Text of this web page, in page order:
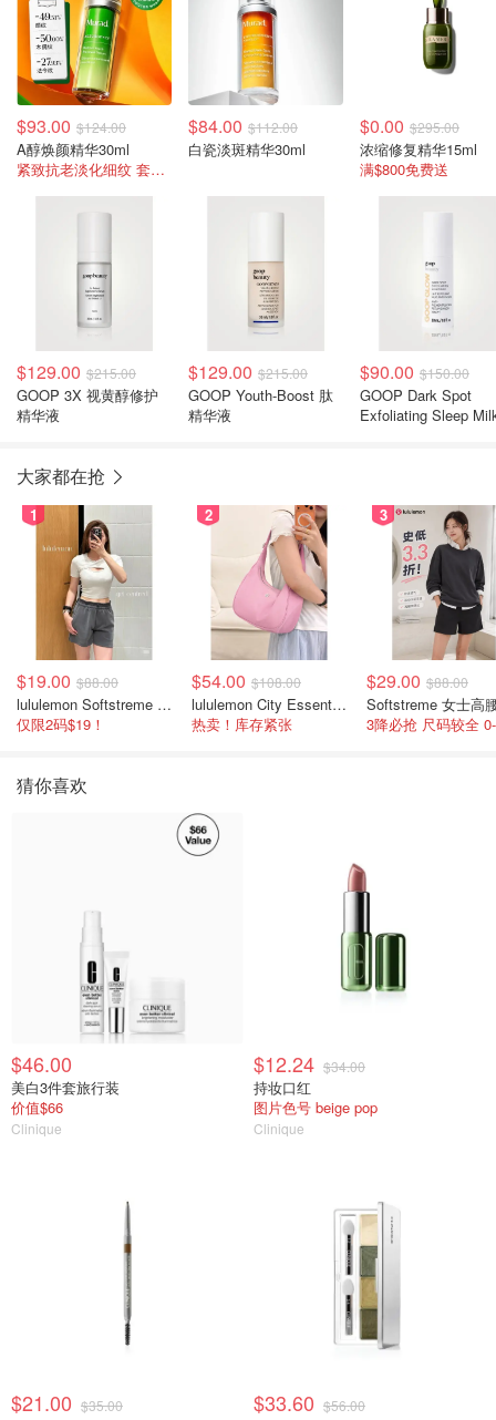
$93.00 $124.00
A醇焕颜精华30ml
紧致抗老淡化细纹 套装+这只刚好包邮+送礼
$84.00 $112.00
白瓷淡斑精华30ml
$0.00 $295.00
浓缩修复精华15ml
满$800免费送
$129.00 $215.00
GOOP 3X 视黄醇修护
精华液
$129.00 $215.00
GOOP Youth-Boost 肽
精华液
$90.00 $150.00
GOOP Dark Spot
Exfoliating Sleep
大家都在抢
1
$19.00 $88.00
lululemon Softstreme 女士高腰短裤 10cm
仅限2码$19！
2
$54.00 $108.00
lululemon City Essentials 肩背包 4L
热卖！库存紧张
3
$29.00 $88.00
猜你喜欢
$46.00
美白3件套旅行装
价值$66
Clinique
$12.24 $34.00
持妆口红
图片色号 beige pop
Clinique
$21.00 $35.00 $33.60 $56.00